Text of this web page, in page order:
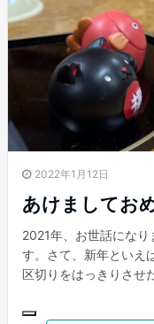
2022年1月12日
あけましてお
2021年、お世話にな
す。さて、新年といえ
区切りをはっきりさせ
負などは決めない、そ